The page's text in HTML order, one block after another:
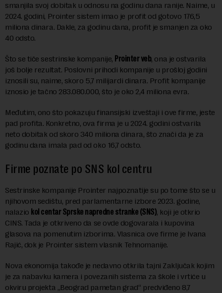
smanjila svoj dobitak u odnosu na godinu dana ranije. Naime, u
2024. godini, Prointer sistem imao je profit od gotovo 176,5
miliona dinara. Dakle, za godinu dana, profit je smanjen za oko
40 odsto.
Što se tiče sestrinske kompanije, Prointer veb, ona je ostvarila
još bolje rezultat. Poslovni prihodi kompanije u prošloj godini
iznosili su, naime, skoro 5,7 milijardi dinara. Profit kompanije
iznosio je tačno 283.080.000, što je oko 2,4 miliona evra.
Međutim, ono što pokazuju finansijski izveštaji i ove firme, jeste
pad profita. Konkretno, ova firma je u 2024. godini ostvarila
neto dobitak od skoro 340 miliona dinara, što znači da je za
godinu dana imala pad od oko 16,7 odsto.
Firme poznate po SNS kol centru
Sestrinske kompanije Prointer najpoznatije su po tome što se u
njihovom sedištu, pred parlamentarne izbore 2023. godine,
nalazio kol centar Sprske napredne stranke (SNS), koji je otkrio
CINS. Tada je otkriveno da se ovde dogovarala i kupovina
glasova na pomenutim izborima. Vlasnica ove firme je Ivana
Rajić, dok je Prointer sistem vlasnik Tehnomanije.
Nova ekonomija takođe je nedavno otkrila tajni Zaključak kojim
je za nabavku kamera i povezanih sistema za škole i vrtiće u
okviru projekta „Beograd pametan grad“ predviđeno 8,7